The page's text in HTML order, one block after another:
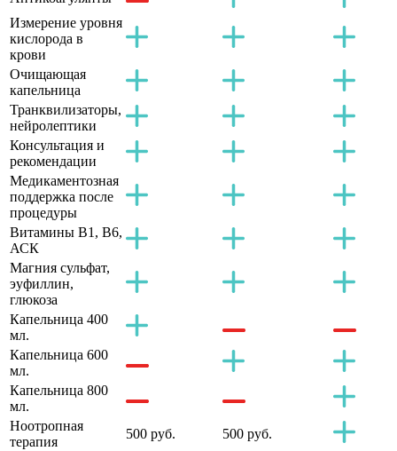
Измерение уровня
кислорода в
крови
Очищающая
капельница
Транквилизаторы,
нейролептики
Консультация и
рекомендации
Медикаментозная
поддержка после
процедуры
Витамины B1, B6,
АСК
Магния сульфат,
эуфиллин,
глюкоза
Капельница 400
мл.
Капельница 600
мл.
Капельница 800
мл.
Ноотропная
терапия
500 руб. 500 руб.